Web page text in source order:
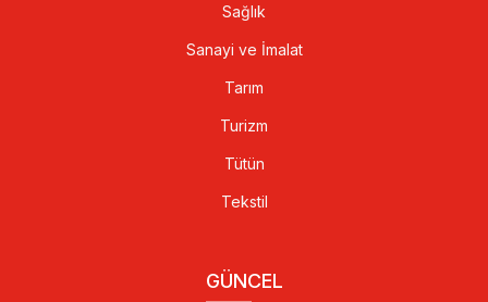
Sağlık
Sanayi ve İmalat
Tarım
Turizm
Tütün
Tekstil
GÜNCEL